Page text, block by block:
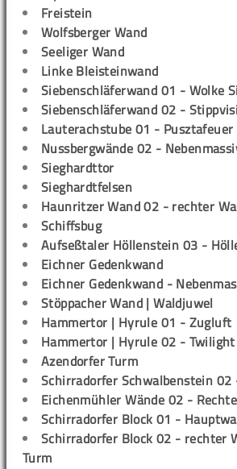
Freistein
Wolfsberger Wand
Seeliger Wand
Linke Bleisteinwand
Siebenschläferwand 01 - Wolke
Siebenschläferwand 02 -
Lauterachstube 01 - Pusztafeuer
Nussbergwände 02 -
Sieghardttor
Sieghardtfelsen
Haunritzer Wand 02 - rechter
Schiffsbug
Aufseßtaler Höllenstein 03 -
Eichner Gedenkwand
Eichner Gedenkwand -
Stöppacher Wand | Waldjuwel
Hammertor | Hyrule 01 - Zugluft
Hammertor | Hyrule 02 -
Azendorfer Turm
Schirradorfer Schwalbenstein 02
Eichenmühler Wände 02 -
Schirradorfer Block 01 -
Schirradorfer Block 02 - rechter
Turm